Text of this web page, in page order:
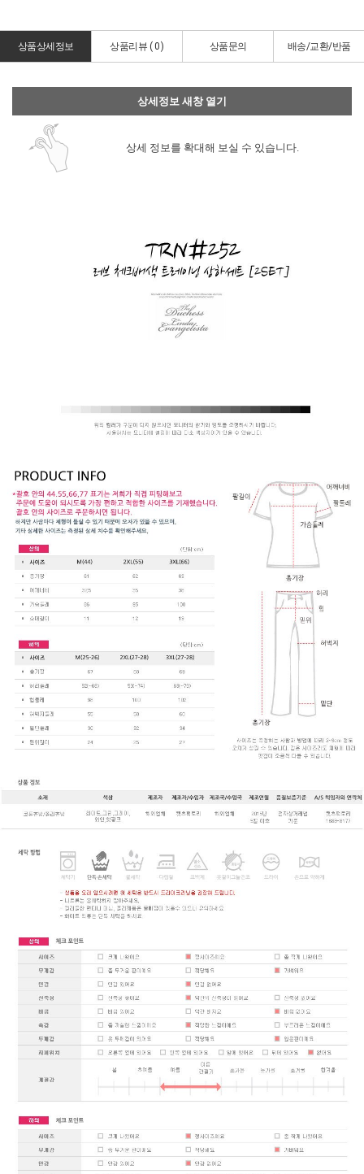
상품상세정보 상품리뷰 (0) 상품문의 배송/교환/반품
상세정보 새창 열기
상세 정보를 확대해 보실 수 있습니다.